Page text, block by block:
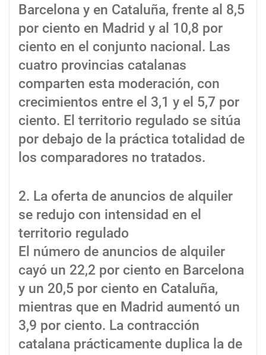
Barcelona y en Cataluña, frente al 8,5
por ciento en Madrid y al 10,8 por
ciento en el conjunto nacional. Las
cuatro provincias catalanas
comparten esta moderación, con
crecimientos entre el 3,1 y el 5,7 por
ciento. El territorio regulado se sitúa
por debajo de la práctica totalidad de
los comparadores no tratados.
2. La oferta de anuncios de alquiler
se redujo con intensidad en el
territorio regulado
El número de anuncios de alquiler
cayó un 22,2 por ciento en Barcelona
y un 20,5 por ciento en Cataluña,
mientras que en Madrid aumentó un
3,9 por ciento. La contracción
catalana prácticamente duplica la de